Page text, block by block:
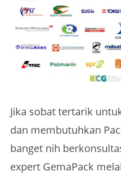
Jika sobat tertarik
dan membutuhkan
banget nih
expert GemaPack